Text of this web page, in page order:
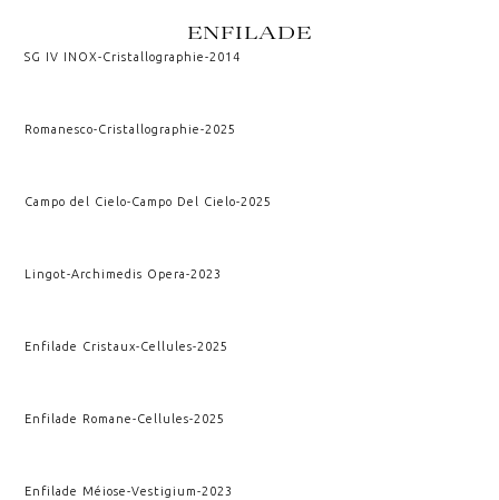
ENFILADE
SG IV INOX-Cristallographie-2014
Romanesco-Cristallographie-2025
Campo del Cielo-Campo Del Cielo-2025
Lingot-Archimedis Opera-2023
Enfilade Cristaux-Cellules-2025
Enfilade Romane-Cellules-2025
Enfilade Méiose-Vestigium-2023